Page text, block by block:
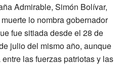
Admirable, Simón Bolívar,
lo nombra gobernador
fue sitiada desde el 28 de
julio del mismo año, aunque
las fuerzas patriotas y las